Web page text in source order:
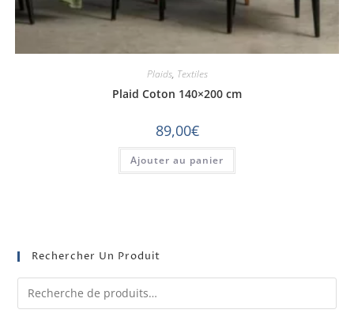
Plaids, Textiles
Plaid Coton 140×200 cm
89,00€
Ajouter au panier
Rechercher Un Produit